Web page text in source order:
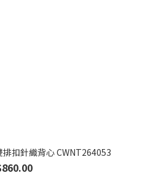
排扣針織背心 CWNT264053